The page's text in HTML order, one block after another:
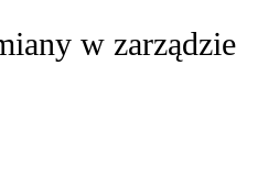
w zarządzie